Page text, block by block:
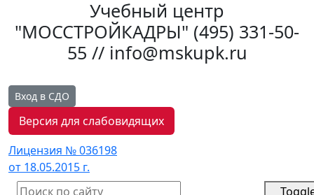
Учебный центр
"МОССТРОЙКАДРЫ" (495) 331-50-
55 // info@mskupk.ru
Вход в СДО
Версия для слабовидящих
Лицензия № 036198
от 18.05.2015 г.